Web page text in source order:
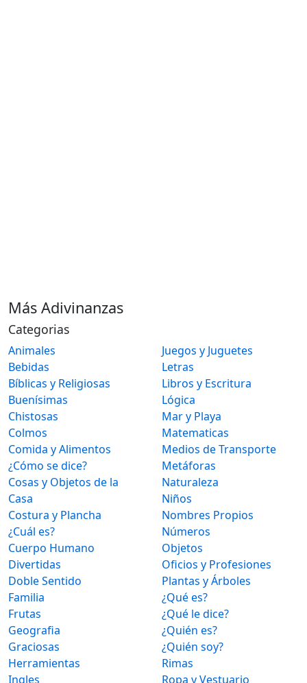
Más Adivinanzas
Categorias
Animales
Bebidas
Bíblicas y Religiosas
Buenísimas
Chistosas
Colmos
Comida y Alimentos
¿Cómo se dice?
Cosas y Objetos de la
Casa
Costura y Plancha
¿Cuál es?
Cuerpo Humano
Divertidas
Doble Sentido
Familia
Frutas
Geografia
Graciosas
Herramientas
Ingles
Juegos y Juguetes
Letras
Libros y Escritura
Lógica
Mar y Playa
Matematicas
Medios de Transporte
Metáforas
Naturaleza
Niños
Nombres Propios
Números
Objetos
Oficios y Profesiones
Plantas y Árboles
¿Qué es?
¿Qué le dice?
¿Quién es?
¿Quién soy?
Rimas
Ropa y Vestuario